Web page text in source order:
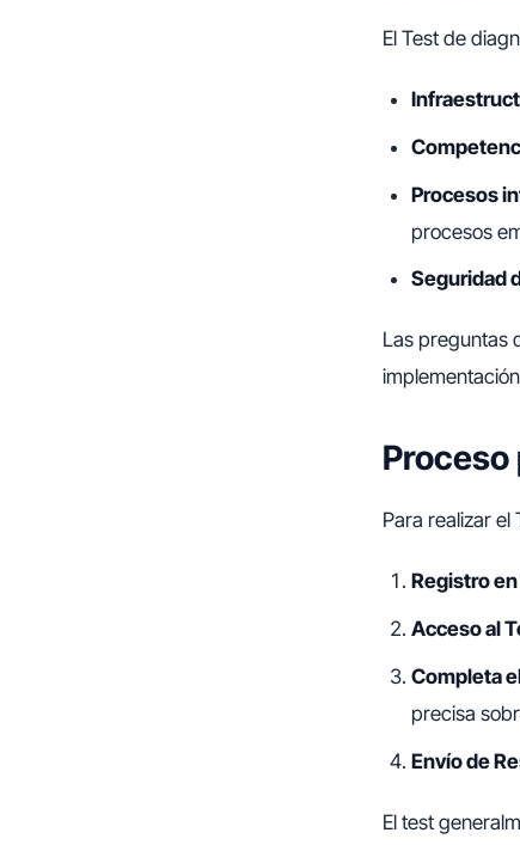
El Test de
Procesos
procesos
Seguridad
Las preguntas
Para realizar el
Registro
Acceso al
Completa
precisa
Envío de
El test